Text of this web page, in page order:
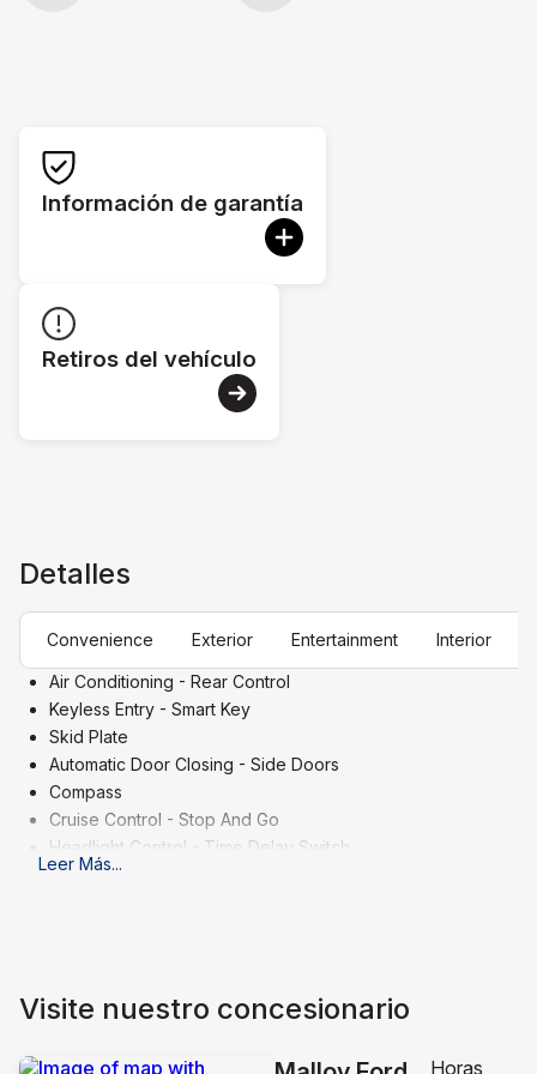
Información de garantía
Retiros del vehículo
Detalles
Convenience Exterior Entertainment Interior
Air Conditioning - Rear Control
Keyless Entry - Smart Key
Skid Plate
Automatic Door Closing - Side Doors
Compass
Cruise Control - Stop And Go
Headlight Control - Time Delay Switch
Keyless Entry - Remote
Air Conditioning - Fully Automated Climate Control
Automatic Door Closing - Rear Boot/Hatch Only
Leer Más...
Visite nuestro concesionario
Horas